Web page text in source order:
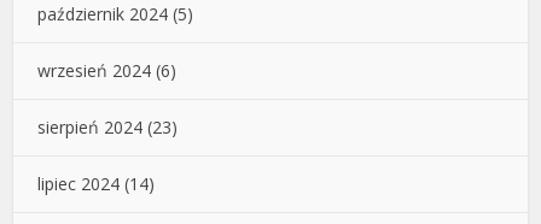
październik 2024 (5)
wrzesień 2024 (6)
sierpień 2024 (23)
lipiec 2024 (14)